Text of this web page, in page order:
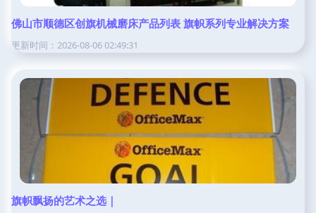
佛山市顺德区创旗机械磨床产品列表 旗帜系列专业解决方案
更新时间：2026-08-06 02:49:31
旗帜飘扬的艺术之选｜